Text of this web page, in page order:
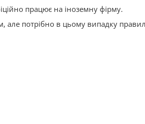
працює на іноземну фірму.
але потрібно в цьому випадку